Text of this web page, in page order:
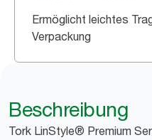
Ermöglicht leichtes
Verpackung
Beschreibung
Tork LinStyle® Premium